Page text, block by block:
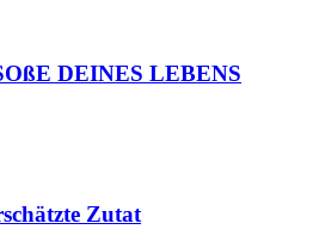
DEINES LEBENS
Zutat